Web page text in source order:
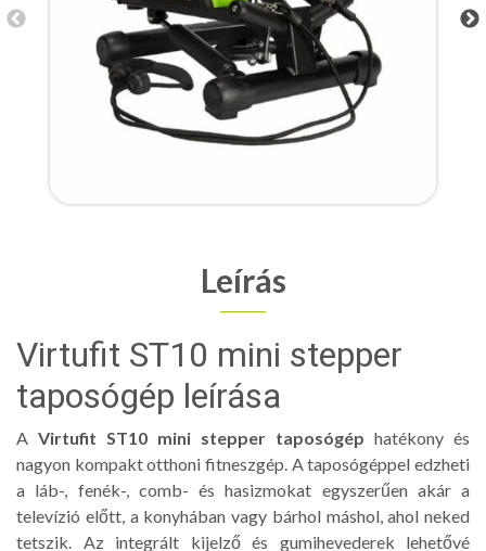
Leírás
Virtufit ST10 mini stepper
taposógép leírása
A Virtufit ST10 mini stepper taposógép hatékony és
nagyon kompakt otthoni fitneszgép. A taposógéppel edzheti
a láb-, fenék-, comb- és hasizmokat egyszerűen akár a
televízió előtt, a konyhában vagy bárhol máshol, ahol neked
tetszik. Az integrált kijelző és gumihevederek lehetővé